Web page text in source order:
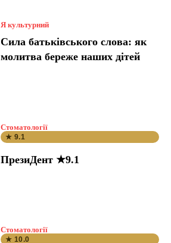
Я культурний
Сила батьківського слова: як
молитва береже наших дітей
Стоматології
★ 9.1
ПрезиДент ★9.1
Стоматології
★ 10.0